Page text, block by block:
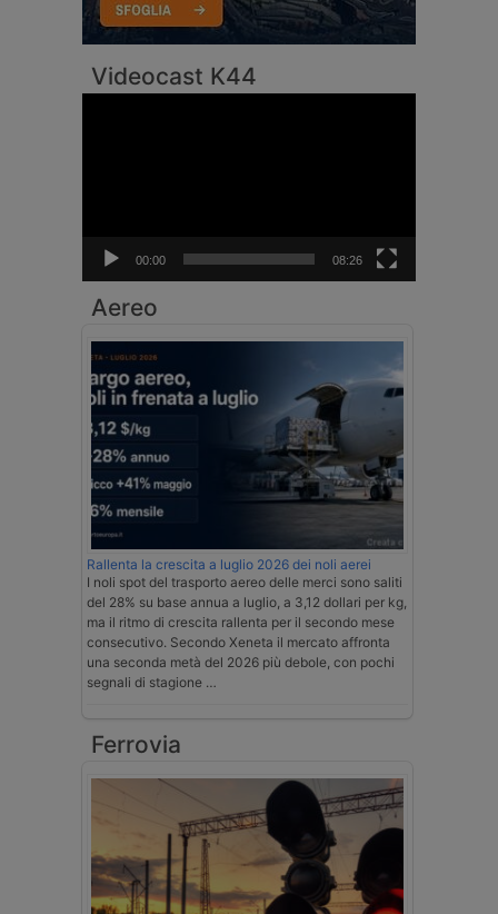
Videocast K44
00:00 08:26
Aereo
Rallenta la crescita a luglio 2026 dei noli aerei
I noli spot del trasporto aereo delle merci sono saliti
del 28% su base annua a luglio, a 3,12 dollari per kg,
ma il ritmo di crescita rallenta per il secondo mese
consecutivo. Secondo Xeneta il mercato affronta
una seconda metà del 2026 più debole, con pochi
segnali di stagione …
Ferrovia